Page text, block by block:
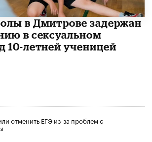
в Дмитрове задержан
в сексуальном
10-летней ученицей
отменить ЕГЭ из-за проблем с